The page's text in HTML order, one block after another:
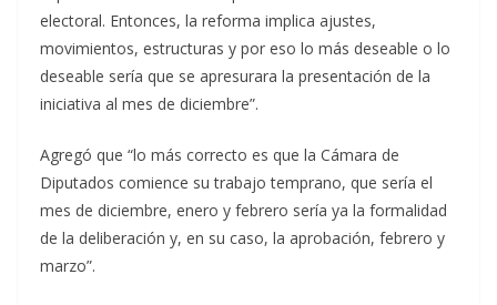
electoral. Entonces, la reforma implica ajustes,
movimientos, estructuras y por eso lo más deseable o lo
deseable sería que se apresurara la presentación de la
iniciativa al mes de diciembre”.
Agregó que “lo más correcto es que la Cámara de
Diputados comience su trabajo temprano, que sería el
mes de diciembre, enero y febrero sería ya la formalidad
de la deliberación y, en su caso, la aprobación, febrero y
marzo”.